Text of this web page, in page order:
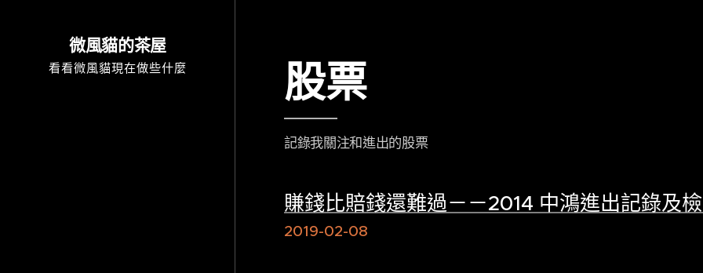
微風貓的茶屋
看看微風貓現在做些什麼 股票
記錄我關注和進出的股票
賺錢比賠錢還難過－－2014 中鴻進出記錄及
2019-02-08